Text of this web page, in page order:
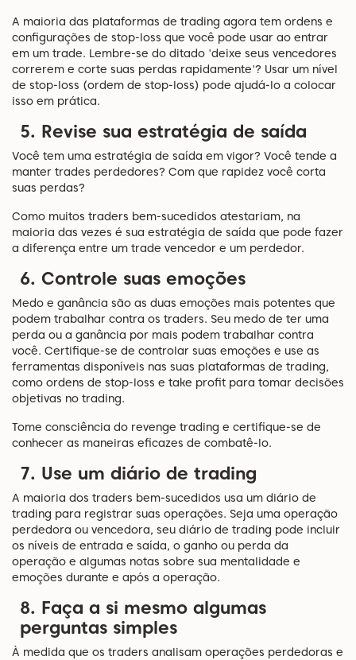
A maioria das plataformas de trading agora tem ordens e
configurações de stop-loss que você pode usar ao entrar
em um trade. Lembre-se do ditado 'deixe seus vencedores
correrem e corte suas perdas rapidamente'? Usar um nível
de stop-loss (ordem de stop-loss) pode ajudá-lo a colocar
isso em prática.
5. Revise sua estratégia de saída
Você tem uma estratégia de saída em vigor? Você tende a
manter trades perdedores? Com que rapidez você corta
suas perdas?
Como muitos traders bem-sucedidos atestariam, na
maioria das vezes é sua estratégia de saída que pode fazer
a diferença entre um trade vencedor e um perdedor.
6. Controle suas emoções
Medo e ganância são as duas emoções mais potentes que
podem trabalhar contra os traders. Seu medo de ter uma
perda ou a ganância por mais podem trabalhar contra
você. Certifique-se de controlar suas emoções e use as
ferramentas disponíveis nas suas plataformas de trading,
como ordens de stop-loss e take profit para tomar decisões
objetivas no trading.
Tome consciência do revenge trading e certifique-se de
conhecer as maneiras eficazes de combatê-lo.
7. Use um diário de trading
A maioria dos traders bem-sucedidos usa um diário de
trading para registrar suas operações. Seja uma operação
perdedora ou vencedora, seu diário de trading pode incluir
os níveis de entrada e saída, o ganho ou perda da
operação e algumas notas sobre sua mentalidade e
emoções durante e após a operação.
8. Faça a si mesmo algumas
perguntas simples
À medida que os traders analisam operações perdedoras e